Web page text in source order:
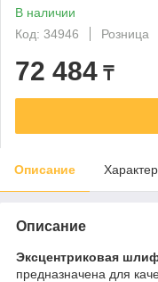
В наличии
Код: 34946
Розница
72 484 ₸
Описание
Описание
Эксцентриковая
предназначена для